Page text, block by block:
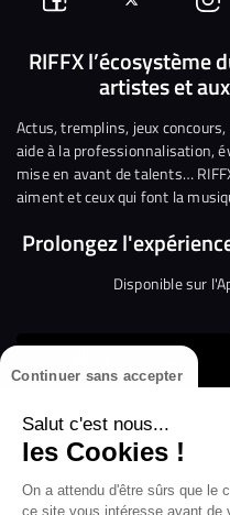
Continuer sans accepter
Salut c'est nous...
les Cookies !
On a attendu d'être sûrs que le
ce site vous intéresse avant de
Suivez-
nous
Facebook
Suivez-
nous
sur
Twitter
RIFFX l’écosystème
artistes et
Actus, tremplins, jeux concours,
aide à la professionnalisation,
mise en avant de talents…
aiment et ceux qui font la
Prolongez
Disponible sur
Confidentialité